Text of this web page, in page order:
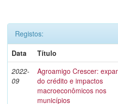
Registos:
Data
Título
2022-
09
Agroamigo Crescer:
do crédito e impactos
macroeconômicos nos
municípios